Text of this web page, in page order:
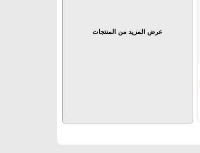
عرض المزيد من المنتجات